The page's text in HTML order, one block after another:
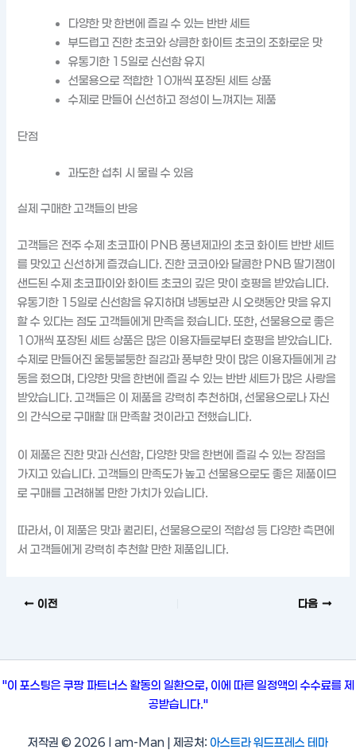
다양한 맛 한번에 즐길 수 있는 반반 세트
부드럽고 진한 초코와 상큼한 화이트 초코의 조화로운 맛
유통기한 15일로 신선함 유지
선물용으로 적합한 10개씩 포장된 세트 상품
수제로 만들어 신선하고 정성이 느껴지는 제품
단점
과도한 섭취 시 물릴 수 있음
실제 구매한 고객들의 반응
고객들은 전주 수제 초코파이 PNB 풍년제과의 초코 화이트 반반 세트
를 맛있고 신선하게 즐겼습니다. 진한 코코아와 달콤한 PNB 딸기잼이
샌드된 수제 초코파이와 화이트 초코의 깊은 맛이 호평을 받았습니다.
유통기한 15일로 신선함을 유지하며 냉동보관 시 오랫동안 맛을 유지
할 수 있다는 점도 고객들에게 만족을 줬습니다. 또한, 선물용으로 좋은
10개씩 포장된 세트 상품은 많은 이용자들로부터 호평을 받았습니다.
수제로 만들어진 울퉁불퉁한 질감과 풍부한 맛이 많은 이용자들에게 감
동을 줬으며, 다양한 맛을 한번에 즐길 수 있는 반반 세트가 많은 사랑을
받았습니다. 고객들은 이 제품을 강력히 추천하며, 선물용으로나 자신
의 간식으로 구매할 때 만족할 것이라고 전했습니다.
이 제품은 진한 맛과 신선함, 다양한 맛을 한번에 즐길 수 있는 장점을
가지고 있습니다. 고객들의 만족도가 높고 선물용으로도 좋은 제품이므
로 구매를 고려해볼 만한 가치가 있습니다.
따라서, 이 제품은 맛과 퀄리티, 선물용으로의 적합성 등 다양한 측면에
서 고객들에게 강력히 추천할 만한 제품입니다.
이전 다음
"이 포스팅은 쿠팡 파트너스 활동의 일환으로, 이에 따른 일정액의 수수료를 제
공받습니다."
저작권 © 2026 I am-Man | 제공처: 아스트라 워드프레스 테마